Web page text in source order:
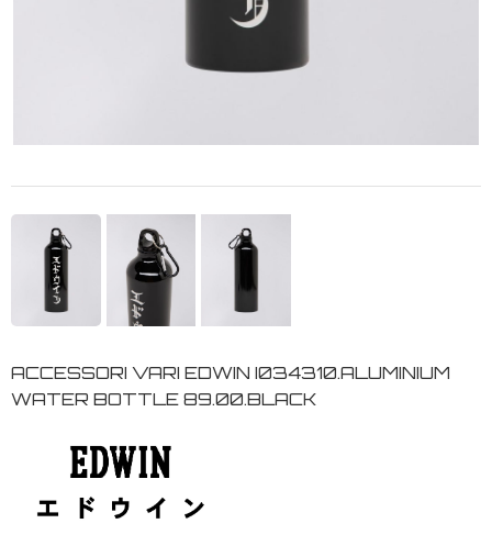
ACCESSORI VARI EDWIN I034310.ALUMINIUM
WATER BOTTLE 89.00.BLACK